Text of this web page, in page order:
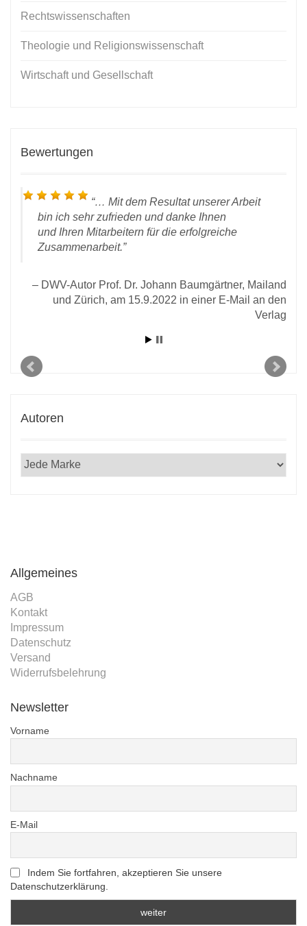
Rechtswissenschaften
Theologie und Religionswissenschaft
Wirtschaft und Gesellschaft
Bewertungen
…Mit dem Resultat unserer Arbeit
bin ich sehr zufrieden und danke Ihnen
und Ihren Mitarbeitern für die erfolgreiche
Zusammenarbeit.
DWV-Autor Prof. Dr. Johann Baumgärtner, Mailand
und Zürich, am 15.9.2022 in einer E-Mail an den
Verlag
Autoren
Allgemeines
AGB
Kontakt
Impressum
Datenschutz
Versand
Widerrufsbelehrung
Newsletter
Vorname
Nachname
E-Mail
Indem Sie fortfahren, akzeptieren Sie unsere
Datenschutzerklärung.